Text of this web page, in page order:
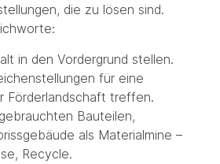
die zu lösen sind.
in den Vordergrund stellen.
für eine
Förderlandschaft treffen.
Bauteilen,
als Materialmine –
Recycle.